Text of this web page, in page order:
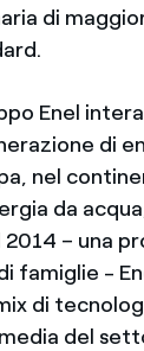
di
Enel
di
nel
da
– una
famiglie -
di
del